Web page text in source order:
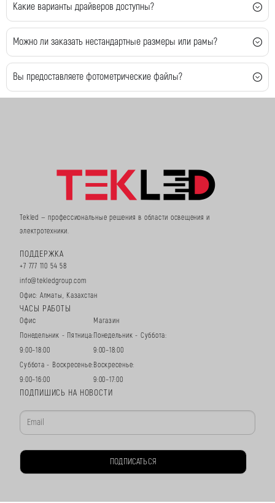
Какие варианты драйверов доступны?
Можно ли заказать нестандартные размеры или рамы?
Вы предоставляете фотометрические файлы?
Tekled — профессиональные решения в области освещения и
электротехники.
ПОДДЕРЖКА
+7 777 110 54 58
info@tekledgroup.com
Офис: Алматы, Казахстан
ЧАСЫ РАБОТЫ
Офис
Понедельник - Пятница:
9:00–18:00
Суббота - Воскресенье:
9:00–16:00
Магазин
Понедельник - Суббота:
9:00–18:00
Воскресенье:
9:00–17:00
ПОДПИШИСЬ НА НОВОСТИ
ПОДПИСАТЬСЯ